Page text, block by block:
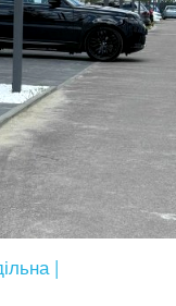
|